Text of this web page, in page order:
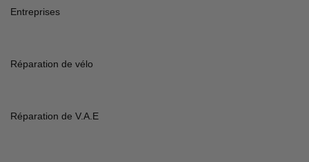
Entreprises
Réparation de vélo
Réparation de V.A.E